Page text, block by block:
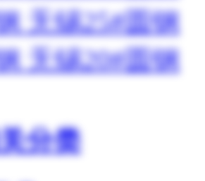
无锡25#圆钢
无锡20#圆钢
分类